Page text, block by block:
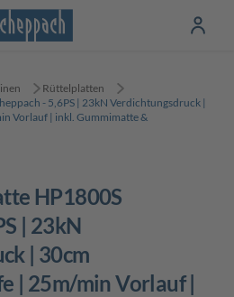
Rüttelplatten
- 5,6PS | 23kN Verdichtungsdruck |
Vorlauf | inkl. Gummimatte &
| 23kN
| 30cm
| 25m/min Vorlauf |